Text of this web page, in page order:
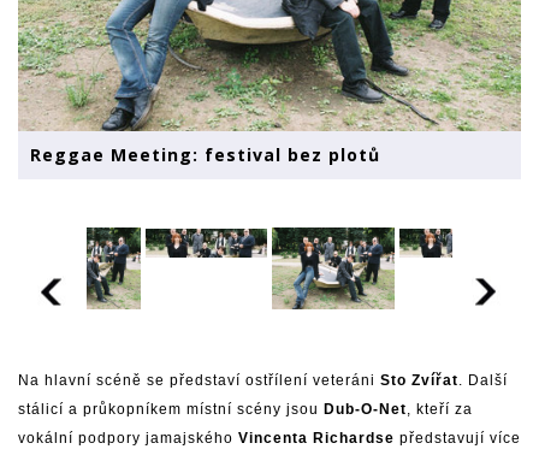
Reggae Meeting: festival bez plotů
Na hlavní scéně se představí ostřílení veteráni Sto Zvířat. Další
stálicí a průkopníkem místní scény jsou Dub-O-Net, kteří za
vokální podpory jamajského Vincenta Richardse představují více